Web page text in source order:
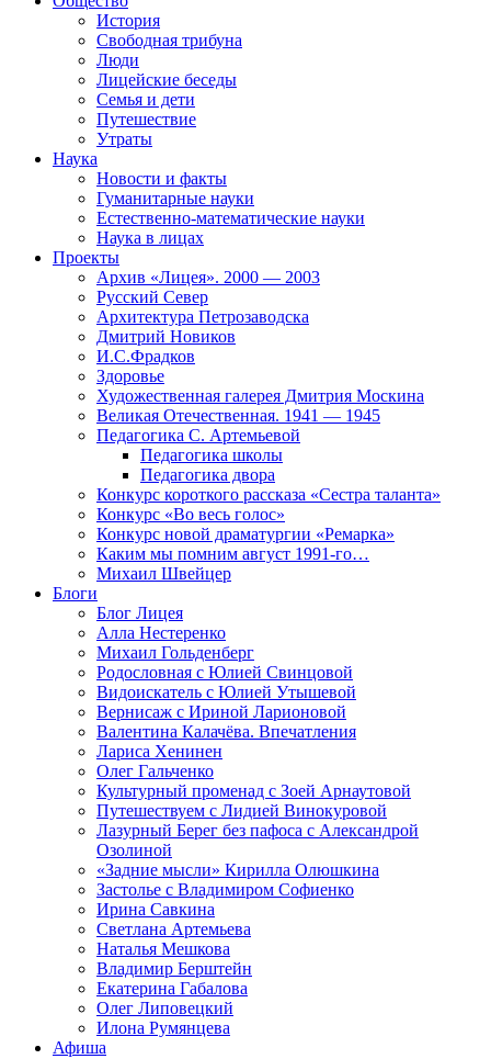
История
Свободная трибуна
Люди
Лицейские беседы
Семья и дети
Путешествие
Утраты
Наука
Новости и факты
Гуманитарные науки
Естественно-математические науки
Наука в лицах
Проекты
Архив «Лицея». 2000 — 2003
Русский Север
Архитектура Петрозаводска
Дмитрий Новиков
И.С.Фрадков
Здоровье
Художественная галерея Дмитрия Москина
Великая Отечественная. 1941 — 1945
Педагогика С. Артемьевой
Педагогика школы
Педагогика двора
Конкурс короткого рассказа «Сестра таланта»
Конкурс «Во весь голос»
Конкурс новой драматургии «Ремарка»
Каким мы помним август 1991-го…
Михаил Швейцер
Блоги
Блог Лицея
Алла Нестеренко
Михаил Гольденберг
Родословная с Юлией Свинцовой
Видоискатель с Юлией Утышевой
Вернисаж с Ириной Ларионовой
Валентина Калачёва. Впечатления
Лариса Хенинен
Олег Гальченко
Культурный променад с Зоей Арнаутовой
Путешествуем с Лидией Винокуровой
Лазурный Берег без пафоса с Александрой
Озолиной
«Задние мысли» Кирилла Олюшкина
Застолье с Владимиром Софиенко
Ирина Савкина
Светлана Артемьева
Наталья Мешкова
Владимир Берштейн
Екатерина Габалова
Олег Липовецкий
Илона Румянцева
Афиша